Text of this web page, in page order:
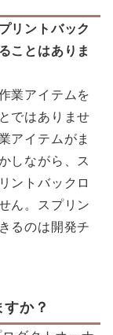
リントバック
ことはありま
業アイテムを
ではありませ
アイテムがま
しながら、ス
ントバックロ
ん。スプリン
るのは開発チ
か？